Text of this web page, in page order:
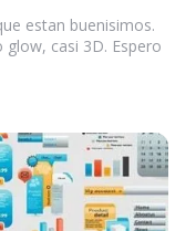
estan buenisimos.
casi 3D. Espero